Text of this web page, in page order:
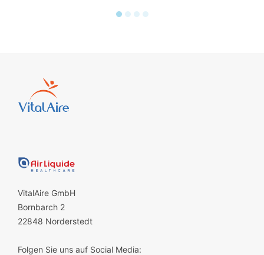
VitalAire GmbH
Bornbarch 2
22848 Norderstedt
Folgen Sie uns auf Social Media: